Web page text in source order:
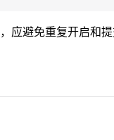
应避免重复开启和提